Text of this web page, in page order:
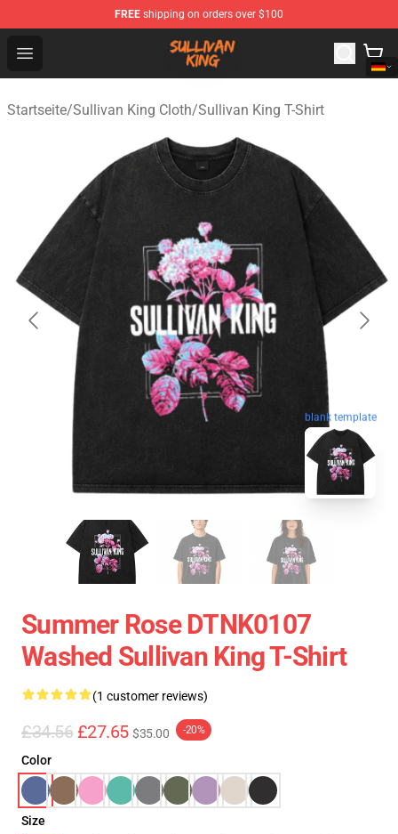
FREE shipping on orders over $100
Open menu
Sullivan King Shop - Official Sullivan King Merchandise
Startseite/Sullivan King Cloth/Sullivan King T-Shirt
blank template
Summer Rose DTNK0107
Washed Sullivan King T-Shirt
(1 customer reviews)
£34.56 £27.65 $35.00 -20%
Color
Size